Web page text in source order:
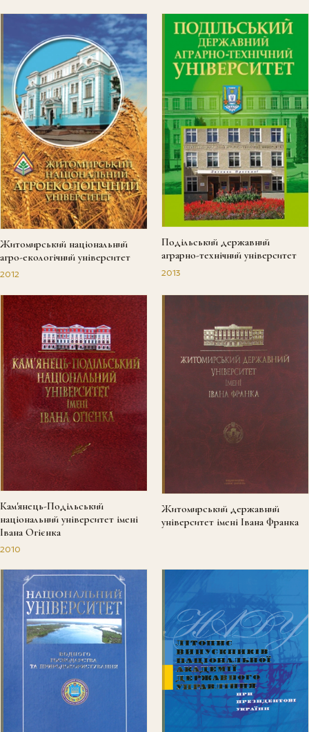
Житомирський національний
агро-екологічний університет
2012
Подільський державний
аграрно-технічний університет
2013
Кам'янець-Подільський
національний університет імені
Івана Огієнка
2010
Житомирський державний
університет імені Івана Франка